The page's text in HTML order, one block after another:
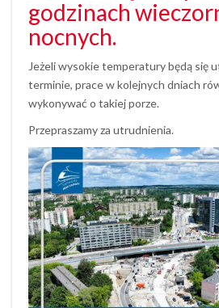
godzinach
nocnych.
Jeżeli wysokie temperatury będą się
terminie, prace w kolejnych dniach
wykonywać o takiej porze.
Przepraszamy za utrudnienia.